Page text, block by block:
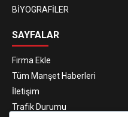
BİYOGRAFİLER
SAYFALAR
Firma Ekle
Tüm Manşet Haberleri
İletişim
Trafik Durumu